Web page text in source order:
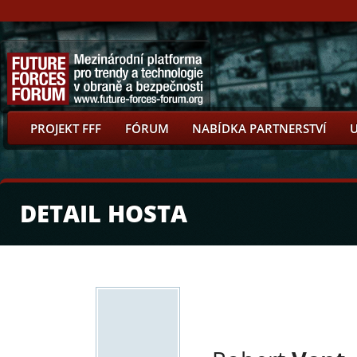
PROJEKT FFF FÓRUM NABÍDKA PARTNERSTVÍ
DETAIL HOSTA